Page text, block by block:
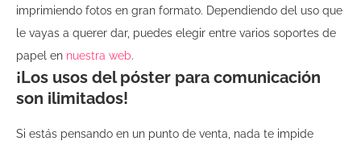
imprimiendo fotos en gran formato. Dependiendo del uso que
le vayas a querer dar, puedes elegir entre varios soportes de
papel en nuestra web.
¡Los usos del póster para comunicación
son ilimitados!
Si estás pensando en un punto de venta, nada te impide